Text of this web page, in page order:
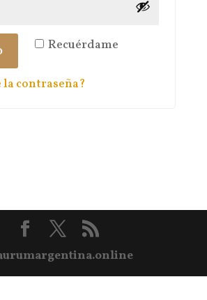
Recuérdame
contraseña?